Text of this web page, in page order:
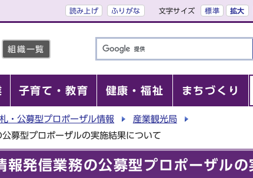
読み上げ ふりがな 文字サイズ 標準 拡大
組織一覧
子育て・教育 健康・福祉 まちづくり
・公募型プロポーザル情報
産業観光局
募型プロポーザルの実施結果について
発信業務の公募型プロポーザルの